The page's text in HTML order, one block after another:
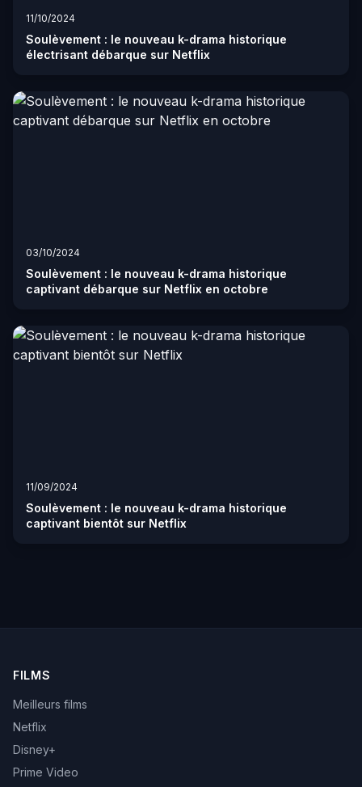
11/10/2024
Soulèvement : le nouveau k-drama historique
électrisant débarque sur Netflix
03/10/2024
Soulèvement : le nouveau k-drama historique
captivant débarque sur Netflix en octobre
11/09/2024
Soulèvement : le nouveau k-drama historique
captivant bientôt sur Netflix
FILMS
Meilleurs films
Netflix
Disney+
Prime Video